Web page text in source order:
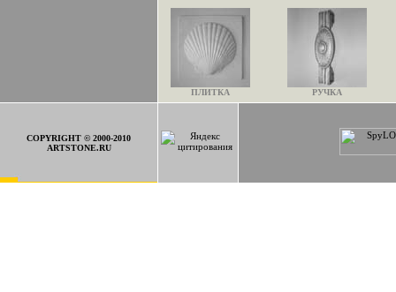
ПЛИТКА РУЧКА
COPYRIGHT © 2000-2010
ARTSTONE.RU